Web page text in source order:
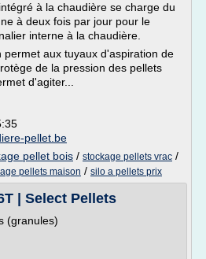
à la chaudière se charge du
à deux fois par jour pour le
interne à la chaudière.
permet aux tuyaux d'aspiration de
de la pression des pellets
d'agiter...
pellet.be
pellet bois / stockage pellets vrac /
pellets maison / silo a pellets prix
| Select Pellets
(granules)